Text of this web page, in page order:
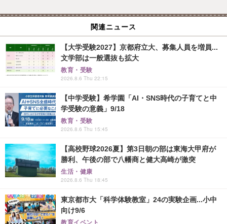
関連ニュース
【大学受験2027】京都府立大、募集人員を増員...
文学部は一般選抜も拡大
教育・受験
2026.8.6 Thu 22:15
【中学受験】希学園「AI・SNS時代の子育てと中
学受験の意義」9/18
教育・受験
2026.8.6 Thu 15:45
【高校野球2026夏】第3日朝の部は東海大甲府が
勝利、午後の部で八幡商と健大高崎が激突
生活・健康
2026.8.6 Thu 18:45
東京都市大「科学体験教室」24の実験企画...小中
向け9/6
教育イベント